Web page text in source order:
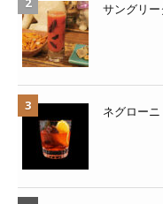
サングリ
ネグローニ